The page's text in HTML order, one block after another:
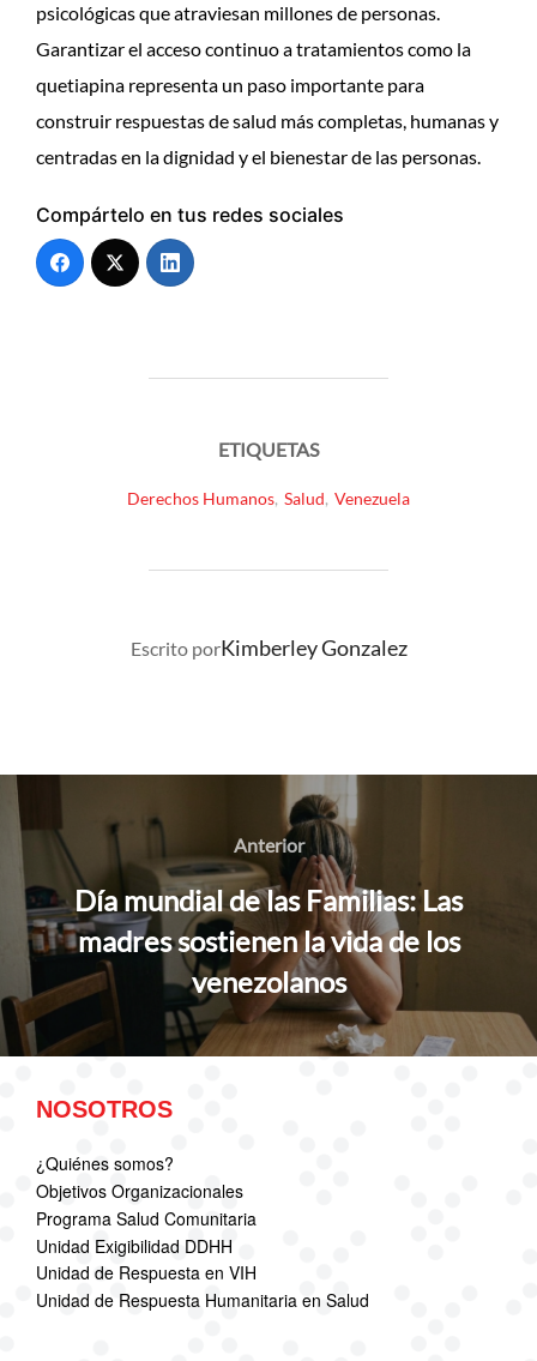
psicológicas que atraviesan millones de personas.
Garantizar el acceso continuo a tratamientos como la
quetiapina representa un paso importante para
construir respuestas de salud más completas, humanas y
centradas en la dignidad y el bienestar de las personas.
Compártelo en tus redes sociales
ETIQUETAS
Derechos Humanos, Salud, Venezuela
AUTOR DE LA PUBLICACIÓN
Escrito porKimberley Gonzalez
Navegación
de
entradas
Anterior
Anterior
Día mundial de las Familias: Las
madres sostienen la vida de los
venezolanos
NOSOTROS
¿Quiénes somos?
Objetivos Organizacionales
Programa Salud Comunitaria
Unidad Exigibilidad DDHH
Unidad de Respuesta en VIH
Unidad de Respuesta Humanitaria en Salud